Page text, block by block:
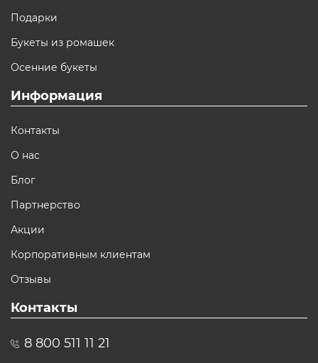
Подарки
Букеты из ромашек
Осенние букеты
Информация
Контакты
О нас
Блог
Партнерство
Акции
Корпоративным клиентам
Отзывы
Контакты
8 800 511 11 21